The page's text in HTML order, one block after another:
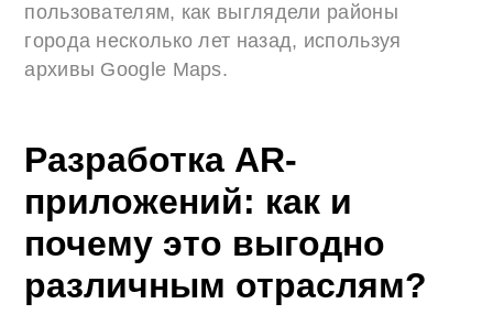
пользователям, как выглядели районы
города несколько лет назад, используя
архивы Google Maps.
Разработка AR-
приложений: как и
почему это выгодно
различным отраслям?